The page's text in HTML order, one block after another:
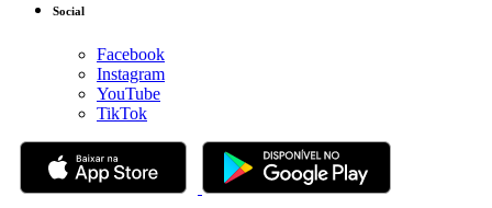
Social
Facebook
Instagram
YouTube
TikTok